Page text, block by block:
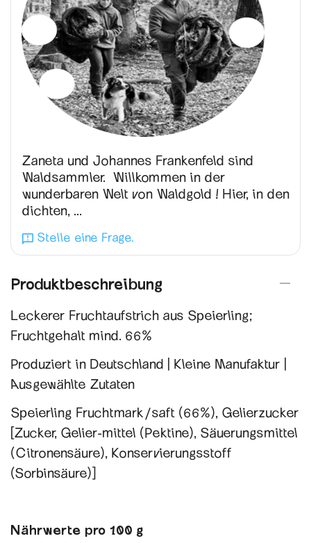
Zaneta und Johannes Frankenfeld sind
Waldsammler. Willkommen in der
wunderbaren Welt von Waldgold ! Hier, in den
dichten, ...
Stelle eine Frage.
Produktbeschreibung
Leckerer Fruchtaufstrich aus Speierling;
Fruchtgehalt mind. 66%
Produziert in Deutschland | Kleine Manufaktur |
Ausgewählte Zutaten
Speierling Fruchtmark/saft (66%), Gelierzucker
[Zucker, Gelier-mittel (Pektine), Säuerungsmittel
(Citronensäure), Konservierungsstoff
(Sorbinsäure)]
Nährwerte pro 100 g